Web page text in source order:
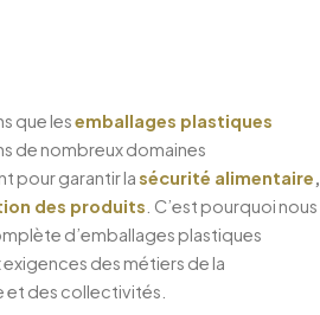
que lesemballages plastiques
de nombreux domaines
pour garantir lasécurité alimentaire,
des produits . C’est pourquoi nous
d’emballages plastiques
des métiers de la
et des collectivités.